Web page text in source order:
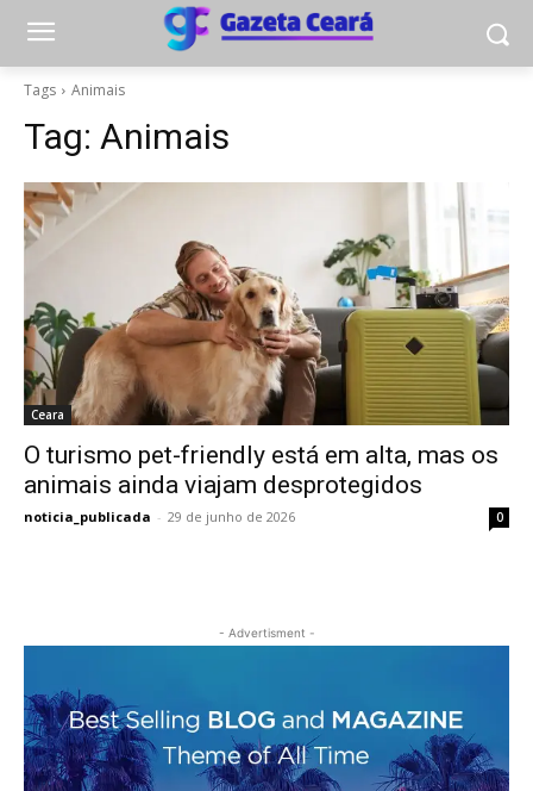
Tags Animais
Tag: Animais
Ceara
O turismo pet-friendly está em alta, mas os
animais ainda viajam desprotegidos
noticia_publicada - 29 de junho de 2026 0
- Advertisment -